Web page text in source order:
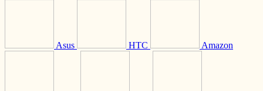
Asus HTC Amazon